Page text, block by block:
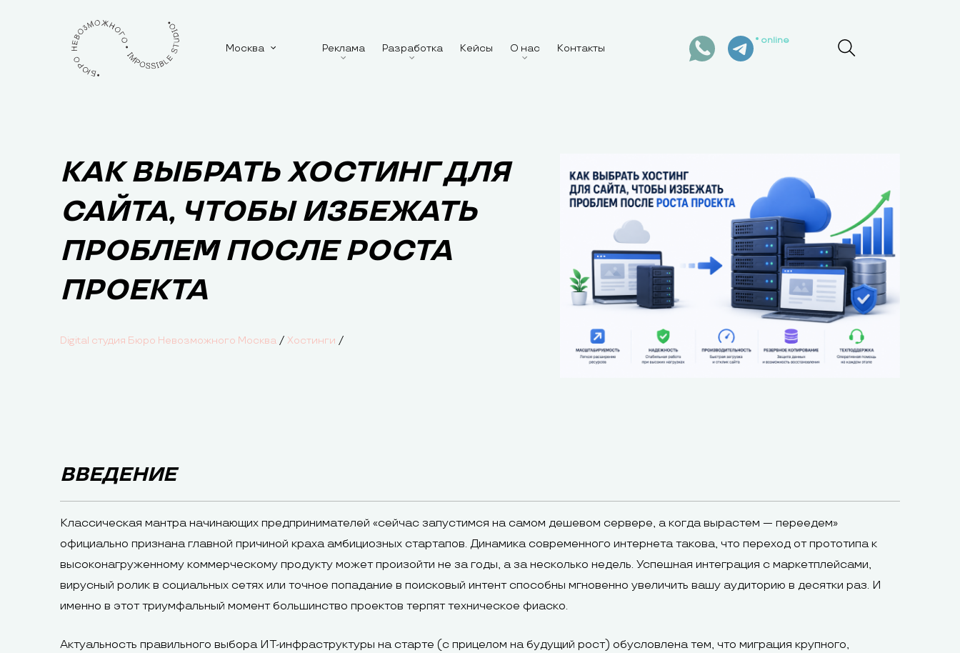
Москва Реклама Разработка Кейсы О нас Контакты
online
КАК ВЫБРАТЬ ХОСТИНГ ДЛЯ
САЙТА, ЧТОБЫ ИЗБЕЖАТЬ
ПРОБЛЕМ ПОСЛЕ РОСТА
ПРОЕКТА
Digital студия Бюро Невозможного Москва / Хостинги /
ВВЕДЕНИЕ
Классическая мантра начинающих предпринимателей «сейчас запустимся на самом дешевом сервере, а когда вырастем — переедем»
официально признана главной причиной краха амбициозных стартапов. Динамика современного интернета такова, что переход от прототипа к
высоконагруженному коммерческому продукту может произойти не за годы, а за несколько недель. Успешная интеграция с маркетплейсами,
вирусный ролик в социальных сетях или точное попадание в поисковый интент способны мгновенно увеличить вашу аудиторию в десятки раз. И
именно в этот триумфальный момент большинство проектов терпят техническое фиаско.
Актуальность правильного выбора ИТ-инфраструктуры на старте (с прицелом на будущий рост) обусловлена тем, что миграция крупного,